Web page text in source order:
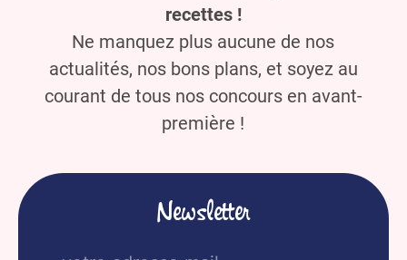
recettes !
Ne manquez plus aucune de nos
actualités, nos bons plans, et soyez au
courant de tous nos concours en avant-
première !
Newsletter